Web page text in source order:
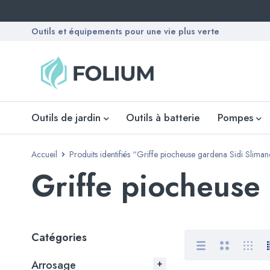
Outils et équipements pour une vie plus verte
Outils de jardin Outils à batterie Pompes
Accueil Produits identifiés “Griffe piocheuse gardena Sidi
Griffe
Catégories
Arrosage